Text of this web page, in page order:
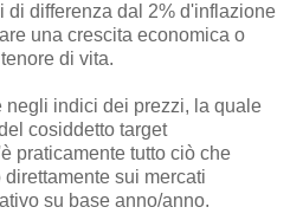
di differenza dal 2% d'inflazione
una crescita economica o
di vita.
negli indici dei prezzi, la quale
cosiddetto target
praticamente tutto ciò che
sui mercati
su base anno/anno.